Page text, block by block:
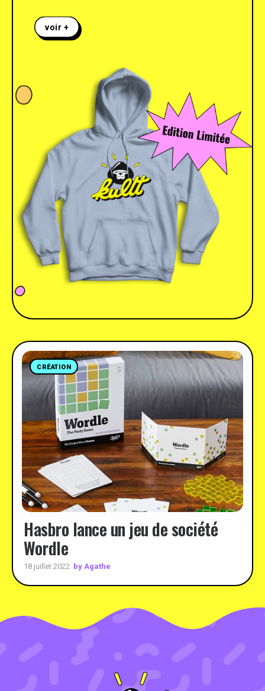
voir +
CRÉATION
Hasbro lance un jeu de société
Wordle
18 juillet 2022 by Agathe